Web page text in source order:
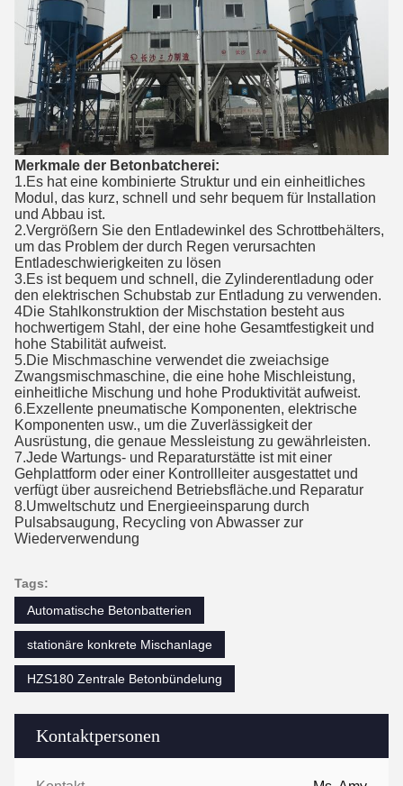
Kontaktpersonen
Merkmale der Betonbatcherei:
1.Es hat eine kombinierte Struktur und ein einheitliches
Modul, das kurz, schnell und sehr bequem für Installation
und Abbau ist.
2.Vergrößern Sie den Entladewinkel des Schrottbehälters,
um das Problem der durch Regen verursachten
Entladeschwierigkeiten zu lösen
3.Es ist bequem und schnell, die Zylinderentladung oder
den elektrischen Schubstab zur Entladung zu verwenden.
4Die Stahlkonstruktion der Mischstation besteht aus
hochwertigem Stahl, der eine hohe Gesamtfestigkeit und
hohe Stabilität aufweist.
5.Die Mischmaschine verwendet die zweiachsige
Zwangsmischmaschine, die eine hohe Mischleistung,
einheitliche Mischung und hohe Produktivität aufweist.
6.Exzellente pneumatische Komponenten, elektrische
Komponenten usw., um die Zuverlässigkeit der
Ausrüstung, die genaue Messleistung zu gewährleisten.
7.Jede Wartungs- und Reparaturstätte ist mit einer
Gehplattform oder einer Kontrollleiter ausgestattet und
verfügt über ausreichend Betriebsfläche.und Reparatur
8.Umweltschutz und Energieeinsparung durch
Pulsabsaugung, Recycling von Abwasser zur
Wiederverwendung
Tags:
Automatische Betonbatterien
stationäre konkrete Mischanlage
HZS180 Zentrale Betonbündelung